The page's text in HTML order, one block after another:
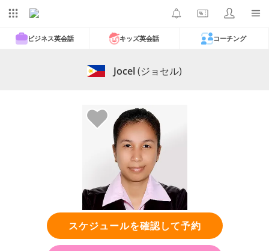
ビジネス英会話 キッズ英会話 コーチング
Jocel(ジョセル)
スケジュールを確認して予約